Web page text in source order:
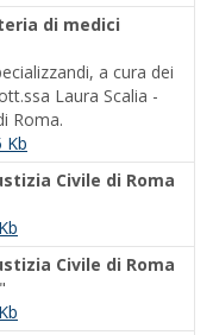
di medici
a cura dei
Laura Scalia -
Roma.
Kb
Civile di Roma
Civile di Roma